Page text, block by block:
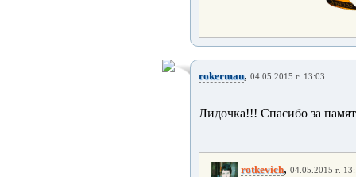
rokerman, 04.05.2015 г. 13:03
Лидочка!!! Спасибо за
rotkevich, 04.05.2015 г.